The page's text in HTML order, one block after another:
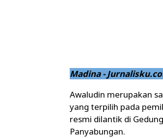
Madina -
Awaludin merupakan
yang terpilih pada
resmi dilantik di
Panyabungan.